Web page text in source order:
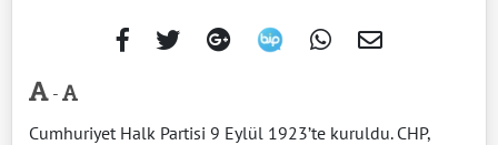
-
Cumhuriyet Halk Partisi 9 Eylül 1923’te kuruldu. CHP,